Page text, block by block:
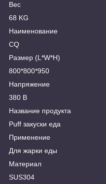
Вес
68 KG
Наименование
CQ
Размер (L*W*H)
800*800*950
Напряжение
380 В
Название продукта
Puff закуски еда
Применение
Для жарки еды
Материал
SUS304